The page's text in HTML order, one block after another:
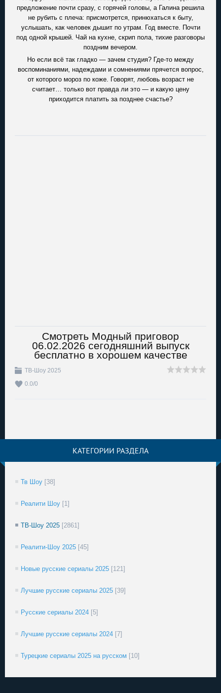
предложение почти сразу, с горячей головы, а Галина решила
не рубить с плеча: присмотрется, принюхаться к быту,
услышать, как человек дышит по утрам. Год вместе. Почти
под одной крышей. Чай на кухне, скрип пола, тихие разговоры
поздним вечером.
Но если всё так гладко — зачем студия? Где-то между
воспоминаниями, надеждами и сомнениями прячется вопрос,
от которого мороз по коже. Говорят, любовь возраст не
считает… только вот правда ли это — и какую цену
приходится платить за позднее счастье?
Смотреть Модный приговор
06.02.2026 сегодняшний выпуск
бесплатно в хорошем качестве
ТВ-Шоу 2025
0.0/0
КАТЕГОРИИ РАЗДЕЛА
Тв Шоу [38]
Реалити Шоу [1]
ТВ-Шоу 2025 [2861]
Реалити-Шоу 2025 [45]
Новые русские сериалы 2025 [121]
Лучшие русские сериалы 2025 [39]
Русские сериалы 2024 [5]
Лучшие русские сериалы 2024 [7]
Турецкие сериалы 2025 на русском [10]